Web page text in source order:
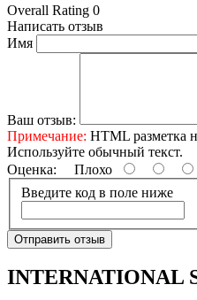
Overall Rating 0
Написать отзыв
Имя
Ваш отзыв:
Примечание: HTML разметка
Используйте обычный текст.
Оценка: Плохо
Введите код в поле ниже
Отправить отзыв
INTERNATIONAL